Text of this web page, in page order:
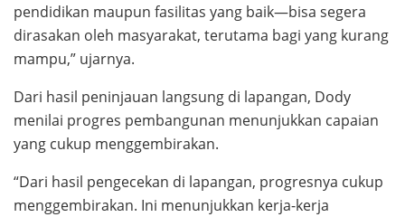
pendidikan maupun fasilitas yang baik—bisa segera
dirasakan oleh masyarakat, terutama bagi yang kurang
mampu,” ujarnya.
Dari hasil peninjauan langsung di lapangan, Dody
menilai progres pembangunan menunjukkan capaian
yang cukup menggembirakan.
“Dari hasil pengecekan di lapangan, progresnya cukup
menggembirakan. Ini menunjukkan kerja-kerja